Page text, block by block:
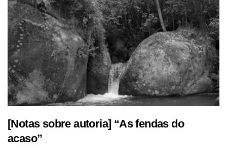
[Notas sobre autoria] “As fendas do
acaso”